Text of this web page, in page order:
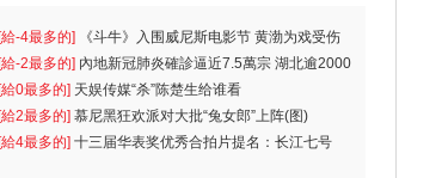
[給-4最多的]
《斗牛》入围威尼斯电影节 黄渤为戏受伤
一
[給-2最多的] 內地新冠肺炎確診逼近7.5萬宗 湖北逾2000
人
[給0最多的] 天娱传媒“杀”陈楚生给谁看
[給2最多的] 慕尼黑狂欢派对大批“兔女郎”上阵(图)
[給4最多的] 十三届华表奖优秀合拍片提名：长江七号